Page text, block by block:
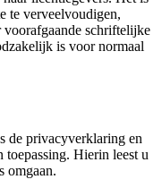
te verveelvoudigen,
voorafgaande schriftelijke
is voor normaal
de privacyverklaring en
Hierin leest u
omgaan.